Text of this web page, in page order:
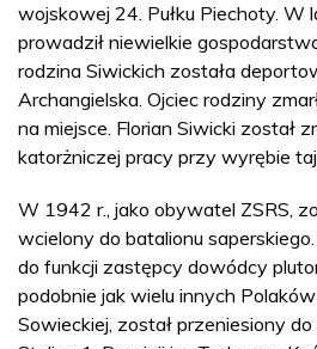
wojskowej 24. Pułku Piechoty.
prowadził niewielkie
rodzina Siwickich została
Archangielska. Ojciec rodziny
na miejsce. Florian Siwicki został
katorżniczej pracy przy wyrębie
W 1942 r., jako obywatel ZSRS,
wcielony do batalionu
do funkcji zastępcy dowódcy
podobnie jak wielu innych
Sowieckiej, został przeniesiony